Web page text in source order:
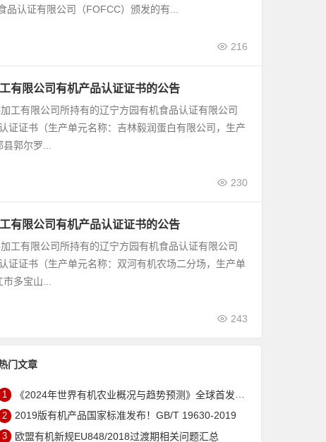
品认证有限公司（FOFCC）颁发的有...
216
有限公司有机产品认证证书的公告
工有限公司所持有的辽宁方园有机食品认证有限公司
证证书（生产单元名称：吉林毅润蛋白有限公司，生产
郭尔罗...
230
有限公司有机产品认证证书的公告
工有限公司所持有的辽宁方园有机食品认证有限公司
证证书（生产单元名称：双河有机农场二分场，生产单
多宝山...
243
门文章
1 《2024年世界有机农业概况与趋势预测》全球首发 – 中国有机市场规模跻身世界第三
2 2019版有机产品国家标准发布！GB/T 19630-2019
3 欧盟有机新规EU848/2018过渡期相关问题汇总